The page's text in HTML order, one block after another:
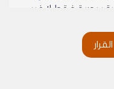
سورية فقط لا غير.
هورو بن محمد والدته